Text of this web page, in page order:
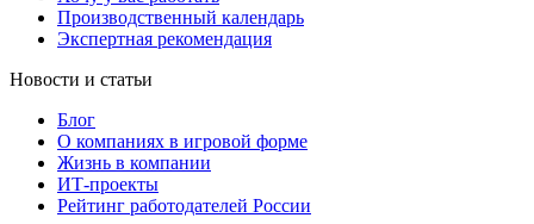
Производственный календарь
Экспертная рекомендация
Новости и статьи
Блог
О компаниях в игровой форме
Жизнь в компании
ИТ-проекты
Рейтинг работодателей России